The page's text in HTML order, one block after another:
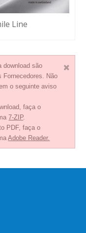
Line
download são
Fornecedores. Não
o seguinte aviso
faça o
7-ZIP.
PDF, faça o
Adobe Reader.